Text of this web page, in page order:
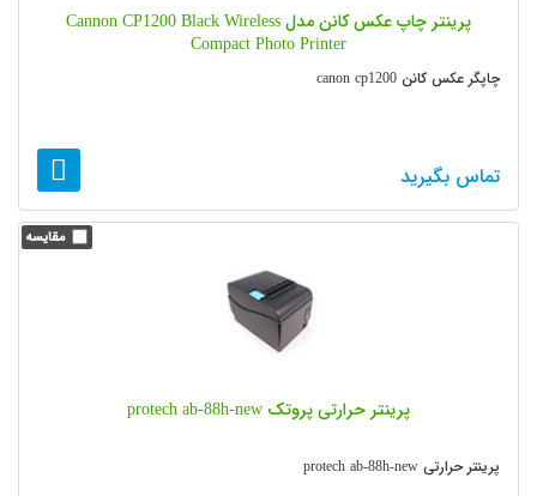
پرینتر چاپ عکس کانن مدل Cannon CP1200 Black Wireless
Compact Photo Printer
چاپگر عکس کانن canon cp1200
تماس بگیرید
پرینتر حرارتی پروتک protech ab-88h-new
پرینتر حرارتی protech ab-88h-new